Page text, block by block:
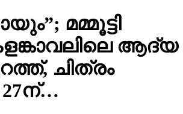
മമ്മൂട്ടി
ആദ്യ
ചിത്രം